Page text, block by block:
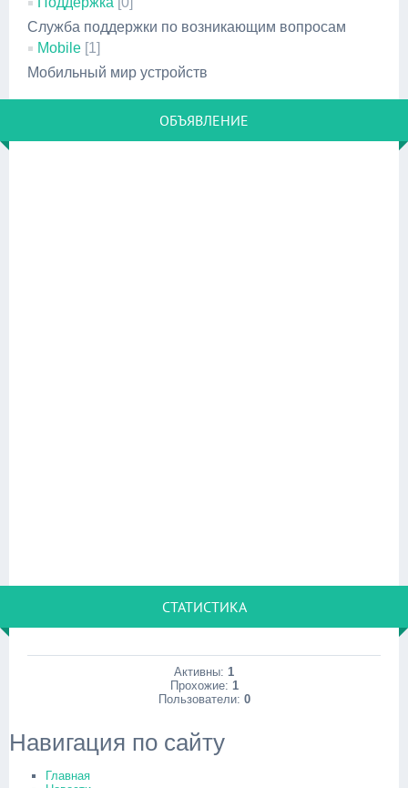
Служба поддержки по возникающим вопросам
Mobile [1]
Мобильный мир устройств
ОБЪЯВЛЕНИЕ
СТАТИСТИКА
Активны: 1
Прохожие: 1
Пользователи: 0
Навигация по сайту
Главная